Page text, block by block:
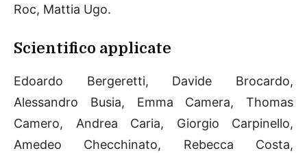
Roc, Mattia Ugo.
Scientifico applicate
Edoardo Bergeretti, Davide Brocardo,
Alessandro Busia, Emma Camera, Thomas
Camero, Andrea Caria, Giorgio Carpinello,
Amedeo Checchinato, Rebecca Costa,